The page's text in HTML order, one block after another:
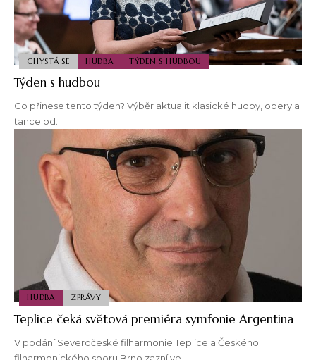
CHYSTÁ SE HUDBA TÝDEN S HUDBOU
Týden s hudbou
Co přinese tento týden? Výběr aktualit klasické hudby, opery a
tance od…
HUDBA ZPRÁVY
Teplice čeká světová premiéra symfonie Argentina
V podání Severočeské filharmonie Teplice a Českého